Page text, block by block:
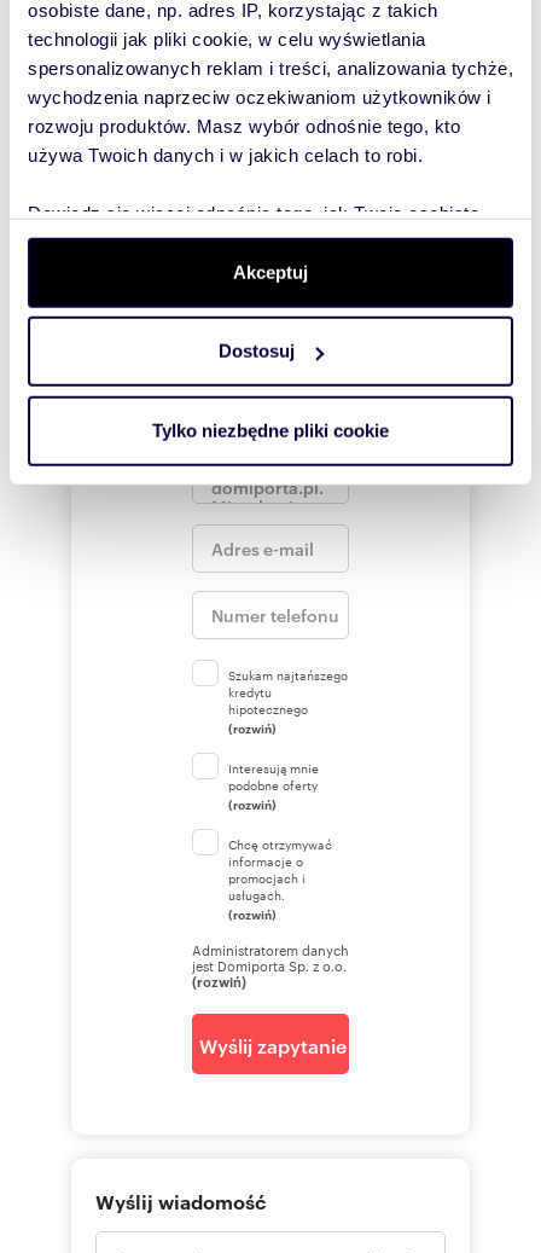
osobiste dane, np. adres IP, korzystając z takich
technologii jak pliki cookie, w celu wyświetlania
spersonalizowanych reklam i treści, analizowania tychże,
wychodzenia naprzeciw oczekiwaniom użytkowników i
rozwoju produktów. Masz wybór odnośnie tego, kto
używa Twoich danych i w jakich celach to robi.
Dowiedz się więcej odnośnie tego, jak Twoje osobiste
dane są przetwarzane oraz ustaw własne preferencje w
. W Deklaracji plików cookie możesz
zmienić lub wycofać swoją zgodę w dowolnej chwili.
Wykorzystujemy pliki cookie do spersonalizowania treści
i reklam, aby oferować funkcje społecznościowe i
korzystasz z naszej witryny, udostępniamy partnerom
Partnerzy mogą połączyć te informacje z innymi danymi
otrzymanymi od Ciebie lub uzyskanymi podczas
korzystania z ich usług.
Akceptuj
Dostosuj
Tylko niezbędne pliki cookie
Numer oferty: MET-MS-342
To najlepszy
sposób, aby
właściciel
oferty
szybko się z
Tobą
skontaktował!
Szukam najtańszego
kredytu
hipotecznego
(rozwiń)
Interesują mnie
podobne oferty
(rozwiń)
Chcę otrzymywać
informacje o
promocjach i
usługach.
(rozwiń)
Administratorem danych
jest Domiporta Sp. z o.o.
(rozwiń)
Wyślij zapytanie
Wyślij wiadomość